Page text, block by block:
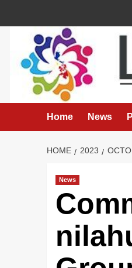
Home News
HOME 2023
News